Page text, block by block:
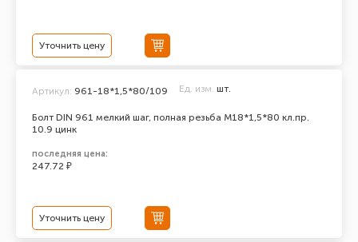
Уточнить цену
Болт DIN 961 мелкий шаг, полная резьба M18*1,5*80 кл.пр.
10.9 цинк
Артикул: 961-18*1,5*80/109 Ед. изм. шт.
последняя цена:
247.72 ₽
Уточнить цену